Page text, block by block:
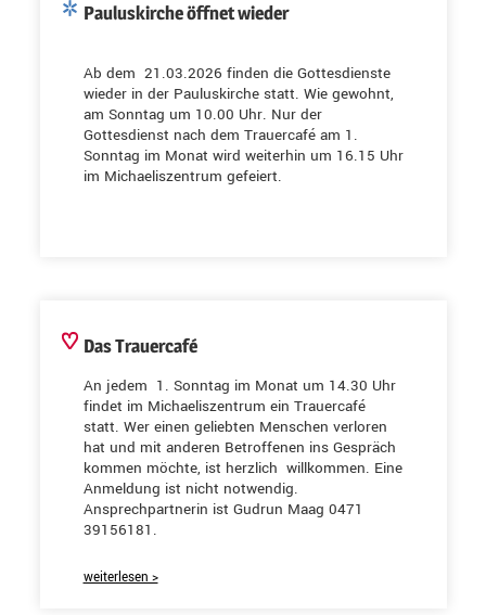
Pauluskirche öffnet wieder
Ab dem 21.03.2026 finden die Gottesdienste
wieder in der Pauluskirche statt. Wie gewohnt,
am Sonntag um 10.00 Uhr. Nur der
Gottesdienst nach dem Trauercafé am 1.
Sonntag im Monat wird weiterhin um 16.15 Uhr
im Michaeliszentrum gefeiert.
Das Trauercafé
An jedem 1. Sonntag im Monat um 14.30 Uhr
findet im Michaeliszentrum ein Trauercafé
statt. Wer einen geliebten Menschen verloren
hat und mit anderen Betroffenen ins Gespräch
kommen möchte, ist herzlich willkommen. Eine
Anmeldung ist nicht notwendig.
Ansprechpartnerin ist Gudrun Maag 0471
39156181.
weiterlesen >